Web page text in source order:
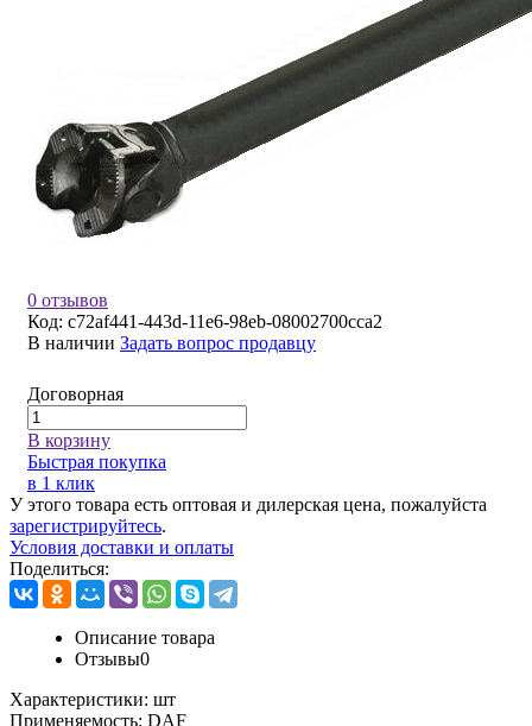
0 отзывов
Код: c72af441-443d-11e6-98eb-08002700cca2
В наличии Задать вопрос продавцу
Договорная
В корзину
Быстрая покупка
в 1 клик
У этого товара есть оптовая и дилерская цена, пожалуйста
зарегистрируйтесь.
Условия доставки и оплаты
Поделиться:
Описание товара
Отзывы0
Характеристики: шт
Применяемость: DAF